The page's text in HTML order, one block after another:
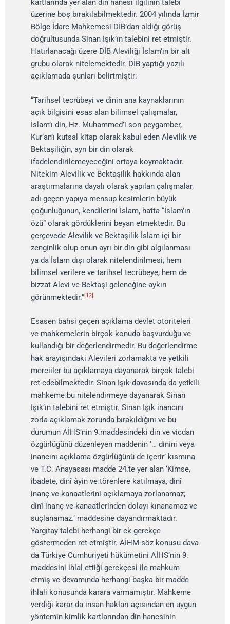
kartlarında yer alan din hanesi ilgilinin talebi
üzerine boş bırakılabilmektedir. 2004 yılında İzmir
Bölge İdare Mahkemesi DİB’dan aldığı görüş
doğrultusunda Sinan Işık’ın talebini ret etmiştir.
Hatırlanacağı üzere DİB Aleviliği İslam’ın bir alt
grubu olarak nitelemektedir. DİB yaptığı yazılı
açıklamada şunları belirtmiştir:
“Tarihsel tecrübeyi ve dinin ana kaynaklarının
açık bilgisini esas alan bilimsel çalışmalar,
İslam’ı din, Hz. Muhammed’i son peygamber,
Kur’an’ı kutsal kitap olarak kabul eden Alevilik ve
Bektaşiliğin, ayrı bir din olarak
ifadelendirilemeyeceğini ortaya koymaktadır.
Nitekim Alevilik ve Bektaşilik hakkında alan
araştırmalarına dayalı olarak yapılan çalışmalar,
adı geçen yapıya mensup kesimlerin büyük
çoğunluğunun, kendilerini İslam, hatta “İslam’ın
özü” olarak gördüklerini beyan etmektedir. Bu
çerçevede Alevilik ve Bektaşilik İslam içi bir
zenginlik olup onun ayrı bir din gibi algılanması
ya da İslam dışı olarak nitelendirilmesi, hem
bilimsel verilere ve tarihsel tecrübeye, hem de
bizzat Alevi ve Bektaşi geleneğine aykırı
görünmektedir.”[12]
Esasen bahsi geçen açıklama devlet otoriteleri
ve mahkemelerin birçok konuda başvurduğu ve
kullandığı bir değerlendirmedir. Bu değerlendirme
hak arayışındaki Alevileri zorlamakta ve yetkili
merciiler bu açıklamaya dayanarak birçok talebi
ret edebilmektedir. Sinan Işık davasında da yetkili
mahkeme bu nitelendirmeye dayanarak Sinan
Işık’ın talebini ret etmiştir. Sinan Işık inancını
zorla açıklamak zorunda bırakıldığını ve bu
durumun AİHS’nin 9.maddesindeki din ve vicdan
özgürlüğünü düzenleyen maddenin ‘… dinini veya
inancını açıklama özgürlüğünü de içerir’ kısmına
ve T.C. Anayasası madde 24.te yer alan ‘Kimse,
ibadete, dinî âyin ve törenlere katılmaya, dinî
inanç ve kanaatlerini açıklamaya zorlanamaz;
dinî inanç ve kanaatlerinden dolayı kınanamaz ve
suçlanamaz.’ maddesine dayandırmaktadır.
Yargıtay talebi herhangi bir ek gerekçe
göstermeden ret etmiştir. AİHM söz konusu dava
da Türkiye Cumhuriyeti hükümetini AİHS’nin 9.
maddesini ihlal ettiği gerekçesi ile mahkum
etmiş ve devamında herhangi başka bir madde
ihlali konusunda karara varmamıştır. Mahkeme
verdiği karar da insan hakları açısından en uygun
yöntemin kimlik kartlarından din hanesinin